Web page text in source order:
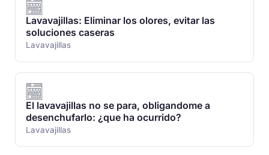
Lavavajillas: Eliminar los olores, evitar las
soluciones caseras
Lavavajillas
El lavavajillas no se para, obligandome a
desenchufarlo: ¿que ha ocurrido?
Lavavajillas